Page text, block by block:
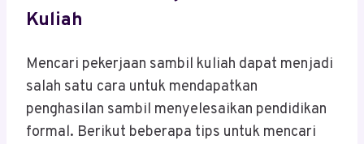
Kuliah
Mencari pekerjaan sambil kuliah dapat menjadi
salah satu cara untuk mendapatkan
penghasilan sambil menyelesaikan pendidikan
formal. Berikut beberapa tips untuk mencari